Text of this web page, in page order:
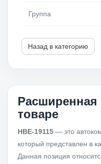
Группа
Назад в категорию
товаре
HBE-19115 — это
который представлен в
Данная позиция